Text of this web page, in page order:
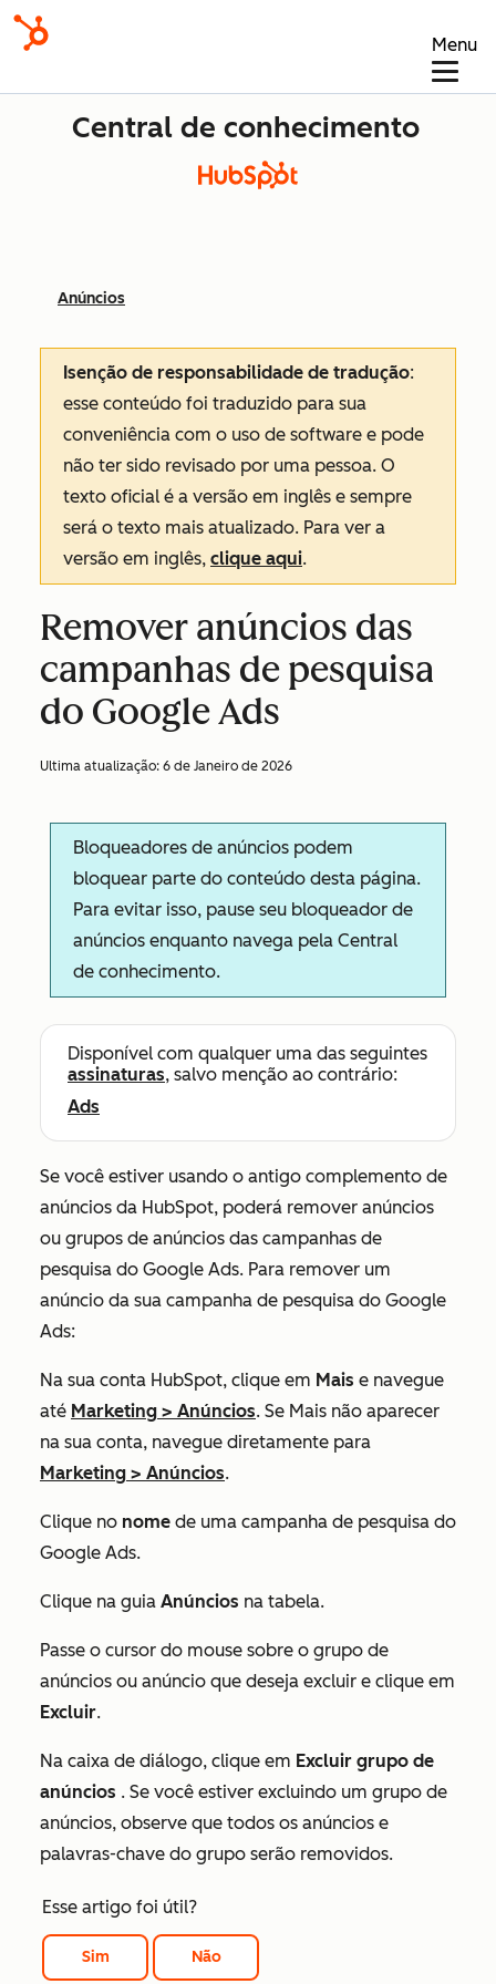
Menu
Central de conhecimento
Anúncios
Isenção de responsabilidade de tradução:
esse conteúdo foi traduzido para sua
conveniência com o uso de software e pode
não ter sido revisado por uma pessoa. O
texto oficial é a versão em inglês e sempre
será o texto mais atualizado. Para ver a
versão em inglês, clique aqui.
Remover anúncios das
campanhas de pesquisa
do Google Ads
Ultima atualização: 6 de Janeiro de 2026
Bloqueadores de anúncios podem
bloquear parte do conteúdo desta página.
Para evitar isso, pause seu bloqueador de
anúncios enquanto navega pela Central
de conhecimento.
Disponível com qualquer uma das seguintes
assinaturas, salvo menção ao contrário:
Ads
Se você estiver usando o antigo complemento de
anúncios da HubSpot, poderá remover anúncios
ou grupos de anúncios das campanhas de
pesquisa do Google Ads. Para remover um
anúncio da sua campanha de pesquisa do Google
Ads:
Na sua conta HubSpot, clique em Mais e navegue
até Marketing > Anúncios. Se Mais não aparecer
na sua conta, navegue diretamente para
Marketing > Anúncios.
Clique no nome de uma campanha de pesquisa do
Google Ads.
Clique na guia Anúncios na tabela.
Passe o cursor do mouse sobre o grupo de
anúncios ou anúncio que deseja excluir e clique em
Excluir.
Na caixa de diálogo, clique em Excluir grupo de
anúncios . Se você estiver excluindo um grupo de
anúncios, observe que todos os anúncios e
palavras-chave do grupo serão removidos.
Esse artigo foi útil?
Sim Não